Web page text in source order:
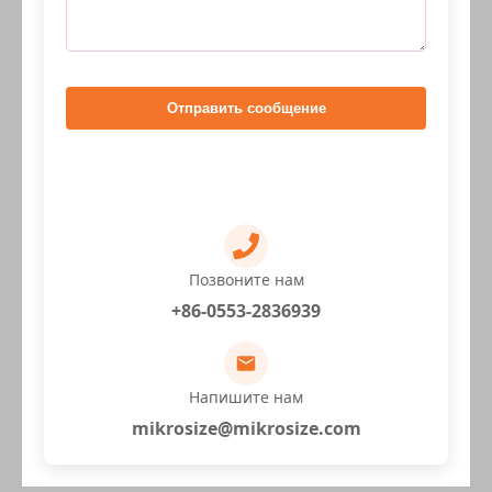
Отправить сообщение
Позвоните нам
+86-0553-2836939
Напишите нам
mikrosize@mikrosize.com